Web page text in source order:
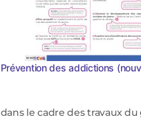
Prévention des addictions
le cadre des travaux